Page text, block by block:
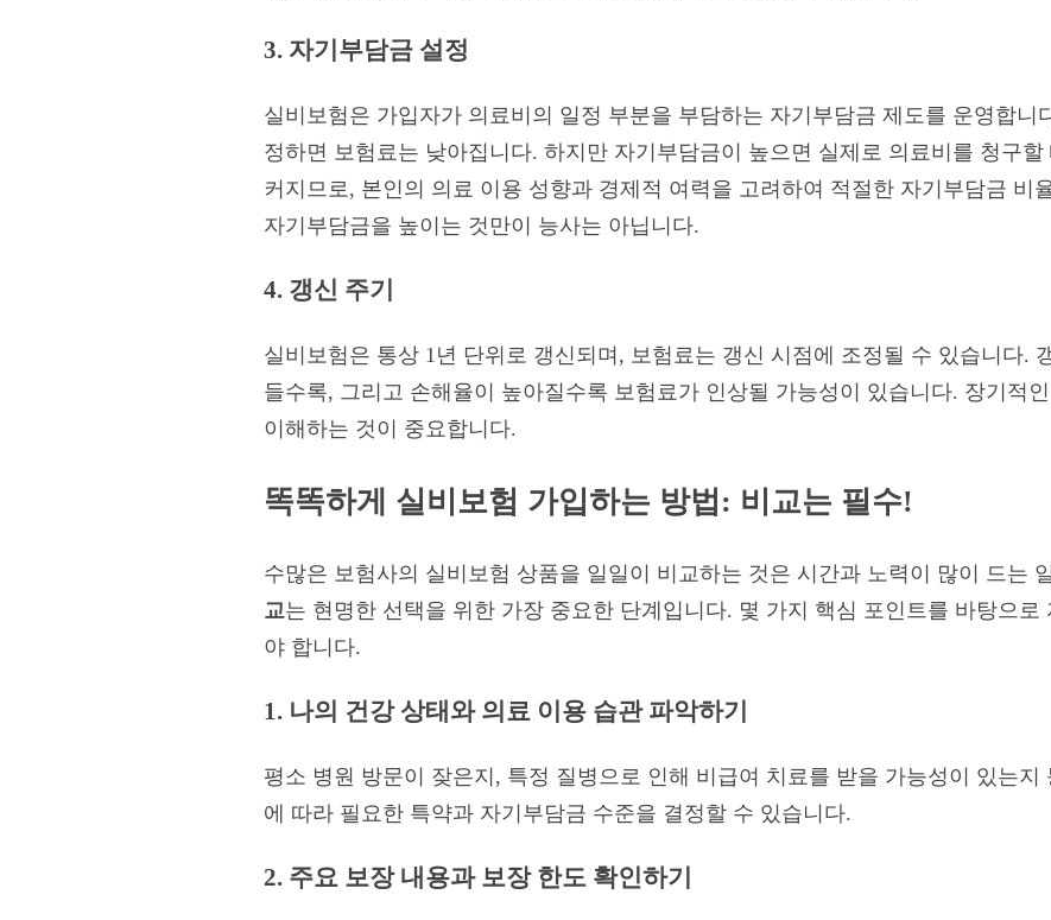
3. 자기부담금 설정
실비보험은 가입자가 의료비의 일정 부분을 부담하는 자기부담금 제도를 운영합니
정하면 보험료는 낮아집니다. 하지만 자기부담금이 높으면 실제로 의료비를 청구
커지므로, 본인의 의료 이용 성향과 경제적 여력을 고려하여 적절한 자기부담금 비
자기부담금을 높이는 것만이 능사는 아닙니다.
4. 갱신 주기
실비보험은 통상 1년 단위로 갱신되며, 보험료는 갱신 시점에 조정될 수 있습니다.
들수록, 그리고 손해율이 높아질수록 보험료가 인상될 가능성이 있습니다. 장기적
이해하는 것이 중요합니다.
똑똑하게 실비보험 가입하는 방법: 비교는 필수!
수많은 보험사의 실비보험 상품을 일일이 비교하는 것은 시간과 노력이 많이 드는
교는 현명한 선택을 위한 가장 중요한 단계입니다. 몇 가지 핵심 포인트를 바탕으
야 합니다.
1. 나의 건강 상태와 의료 이용 습관 파악하기
평소 병원 방문이 잦은지, 특정 질병으로 인해 비급여 치료를 받을 가능성이 있는지
에 따라 필요한 특약과 자기부담금 수준을 결정할 수 있습니다.
2. 주요 보장 내용과 보장 한도 확인하기